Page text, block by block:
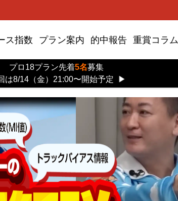
ス指数 プラン案内 的中報告 重賞コラム
プロ18プラン先着5名募集
は8/14（金）21:00〜開始予定
▶